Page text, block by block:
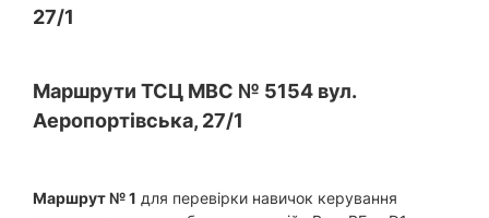
27/1
Маршрути ТСЦ МВС № 5154 вул.
Аеропортівська, 27/1
Маршрут № 1 для перевірки навичок керування